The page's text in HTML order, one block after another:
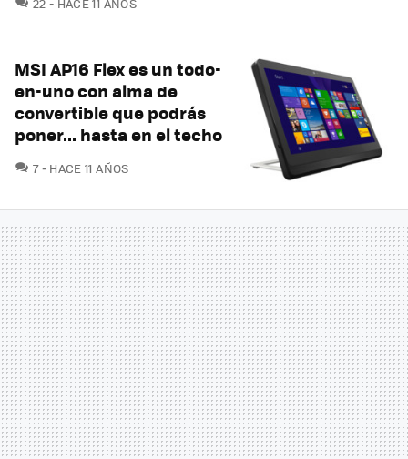
MSI AP16 Flex es un todo-
en-uno con alma de
convertible que podrás
poner... hasta en el techo
7COMENTARIOS
HACE 11 AÑOS